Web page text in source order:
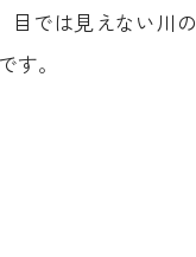
目では見えない川の
。